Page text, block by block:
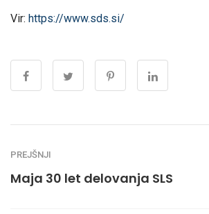
Vir: https://www.sds.si/
PREJŠNJI
Maja 30 let delovanja SLS